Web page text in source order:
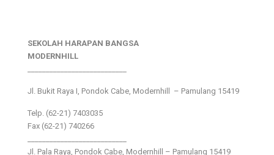
SEKOLAH HARAPAN BANGSA
MODERNHILL
Jl. Bukit Raya I, Pondok Cabe, Modernhill – Pamulang 15419
Telp. (62-21) 7403035
Fax (62-21) 740266
Jl. Pala Raya, Pondok Cabe, Modernhill – Pamulang 15419